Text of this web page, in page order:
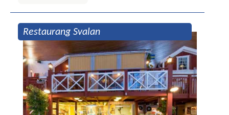
Restaurang Svalan